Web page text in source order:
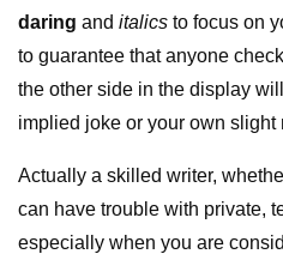
daring and italics to focus on
to guarantee that anyone
the other side in the display
implied joke or your own slight
Actually a skilled writer,
can have trouble with private,
especially when you are